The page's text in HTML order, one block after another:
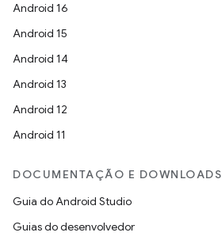
Android 16
Android 15
Android 14
Android 13
Android 12
Android 11
DOCUMENTAÇÃO E DOWNLOADS
Guia do Android Studio
Guias do desenvolvedor